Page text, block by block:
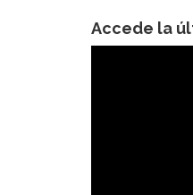
Accede la